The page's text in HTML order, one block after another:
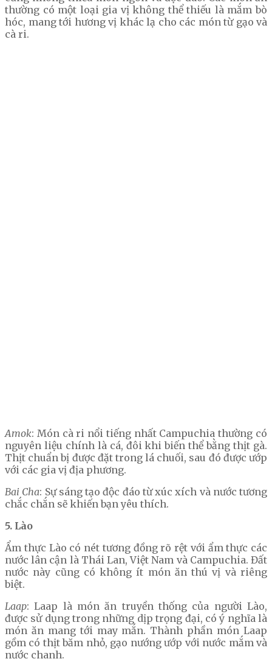
thường có một loại gia vị không thể thiếu là mắm bò
hóc, mang tới hương vị khác lạ cho các món từ gạo và
cà ri.
Amok: Món cà ri nổi tiếng nhất Campuchia thường có
nguyên liệu chính là cá, đôi khi biến thể bằng thịt gà.
Thịt chuẩn bị được đặt trong lá chuối, sau đó được ướp
với các gia vị địa phương.
Bai Cha: Sự sáng tạo độc đáo từ xúc xích và nước tương
chắc chắn sẽ khiến bạn yêu thích.
5. Lào
Ẩm thực Lào có nét tương đồng rõ rệt với ẩm thực các
nước lân cận là Thái Lan, Việt Nam và Campuchia. Đất
nước này cũng có không ít món ăn thú vị và riêng
biệt.
Laap: Laap là món ăn truyền thống của người Lào,
được sử dụng trong những dịp trọng đại, có ý nghĩa là
món ăn mang tới may mắn. Thành phần món Laap
gồm có thịt băm nhỏ, gạo nướng ướp với nước mắm và
nước chanh.